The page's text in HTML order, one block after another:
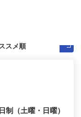
（土曜・日曜）